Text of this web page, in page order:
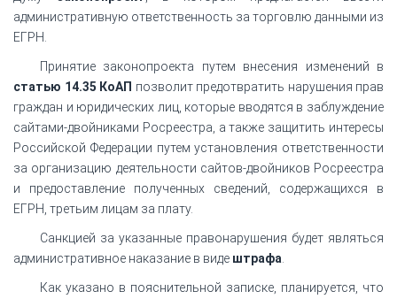
административную ответственность за торговлю данными из
ЕГРН.
Принятие законопроекта путем внесения изменений в
статью 14.35 КоАП позволит предотвратить нарушения прав
граждан и юридических лиц, которые вводятся в заблуждение
сайтами-двойниками Росреестра, а также защитить интересы
Российской Федерации путем установления ответственности
за организацию деятельности сайтов-двойников Росреестра
и предоставление полученных сведений, содержащихся в
ЕГРН, третьим лицам за плату.
Санкцией за указанные правонарушения будет являться
административное наказание в виде штрафа
Как указано в пояснительной записке, планируется, что